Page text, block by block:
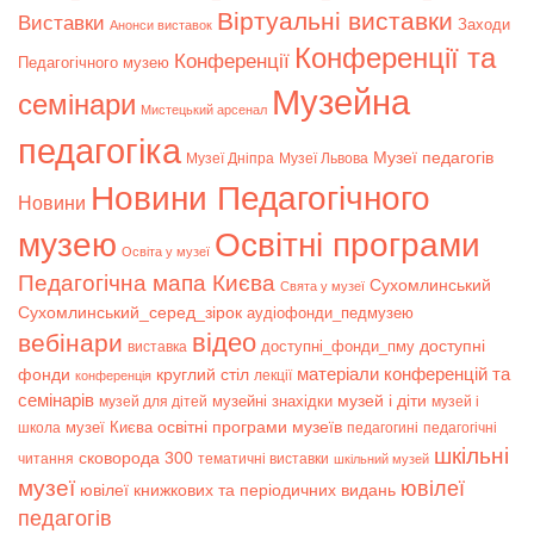
Bиставки Анонси виставок Віртуальні виставки Заходи
Педагогічного музею Конференції Конференції та
семінари Мистецький арсенал Музейна
педагогіка Музеї Дніпра Музеї Львова Музеї педагогів
Новини Новини Педагогічного
музею Освіта у музеї Освітні програми
Педагогічна мапа Києва Свята у музеї Сухомлинський
Сухомлинський_серед_зірок аудіофонди_педмузею
вебінари виставка відео доступні_фонди_пму доступні
фонди конференція круглий стіл лекції матеріали конференцій та
семінарів музей для дітей музейні знахідки музей і діти музей і
школа музеї Києва освітні програми музеїв педагогині педагогічні
читання сковорода 300 тематичні виставки шкільний музей шкільні
музеї ювілеї книжкових та періодичних видань ювілеї
педагогів